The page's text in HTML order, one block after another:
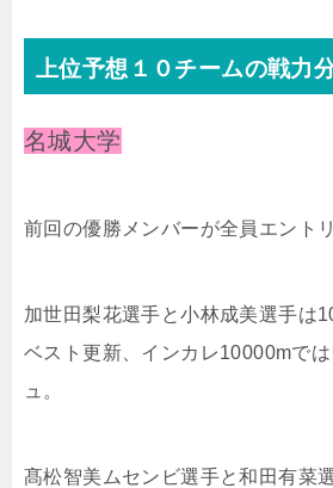
上位予想１０チームの戦力
名城大学
前回の優勝メンバーが全員エント
加世田梨花選手と小林成美選手は
ベスト更新、インカレ10000mで
ュ。
髙松智美ムセンビ選手と和田有菜